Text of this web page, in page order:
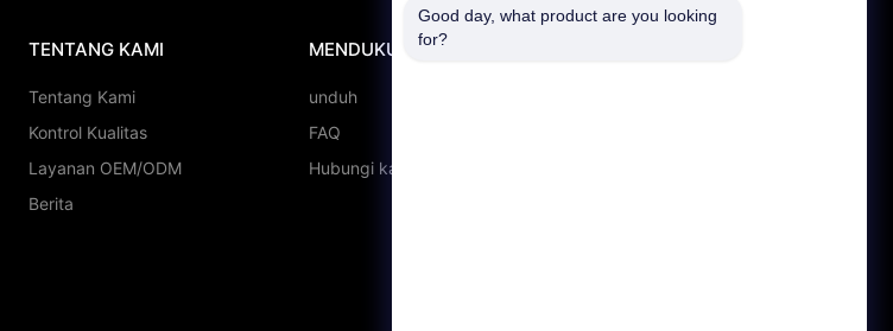
TENTANG KAMI
Tentang Kami
Kontrol Kualitas
Layanan OEM/ODM
Berita
MENDUKUNG
unduh
FAQ
Hubungi kami
Good day, what product are you looking
for?